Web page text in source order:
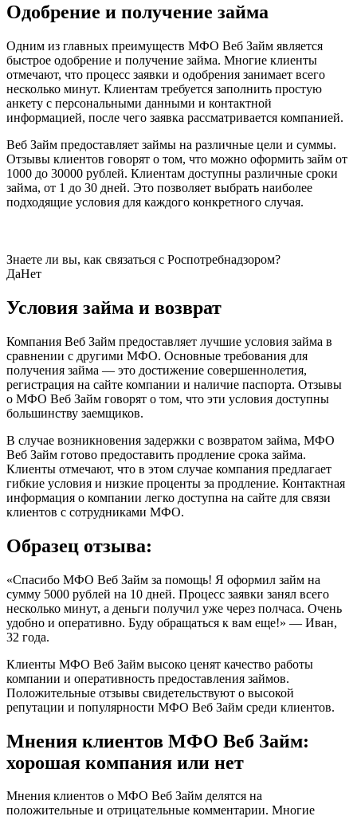
Одобрение и получение займа
Одним из главных преимуществ МФО Веб Займ является
быстрое одобрение и получение займа. Многие клиенты
отмечают, что процесс заявки и одобрения занимает всего
несколько минут. Клиентам требуется заполнить простую
анкету с персональными данными и контактной
информацией, после чего заявка рассматривается компанией.
Веб Займ предоставляет займы на различные цели и суммы.
Отзывы клиентов говорят о том, что можно оформить займ от
1000 до 30000 рублей. Клиентам доступны различные сроки
займа, от 1 до 30 дней. Это позволяет выбрать наиболее
подходящие условия для каждого конкретного случая.
Знаете ли вы, как связаться с Роспотребнадзором?
ДаНет
Условия займа и возврат
Компания Веб Займ предоставляет лучшие условия займа в
сравнении с другими МФО. Основные требования для
получения займа — это достижение совершеннолетия,
регистрация на сайте компании и наличие паспорта. Отзывы
о МФО Веб Займ говорят о том, что эти условия доступны
большинству заемщиков.
В случае возникновения задержки с возвратом займа, МФО
Веб Займ готово предоставить продление срока займа.
Клиенты отмечают, что в этом случае компания предлагает
гибкие условия и низкие проценты за продление. Контактная
информация о компании легко доступна на сайте для связи
клиентов с сотрудниками МФО.
Образец отзыва:
«Спасибо МФО Веб Займ за помощь! Я оформил займ на
сумму 5000 рублей на 10 дней. Процесс заявки занял всего
несколько минут, а деньги получил уже через полчаса. Очень
удобно и оперативно. Буду обращаться к вам еще!» — Иван,
32 года.
Клиенты МФО Веб Займ высоко ценят качество работы
компании и оперативность предоставления займов.
Положительные отзывы свидетельствуют о высокой
репутации и популярности МФО Веб Займ среди клиентов.
Мнения клиентов МФО Веб Займ:
хорошая компания или нет
Мнения клиентов о МФО Веб Займ делятся на
положительные и отрицательные комментарии. Многие